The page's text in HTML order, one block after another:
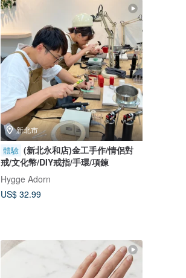
新北市
體驗 (新北永和店)金工手作/情侶對
戒/文化幣/DIY戒指/手環/項鍊
Hygge Adorn
US$ 32.99